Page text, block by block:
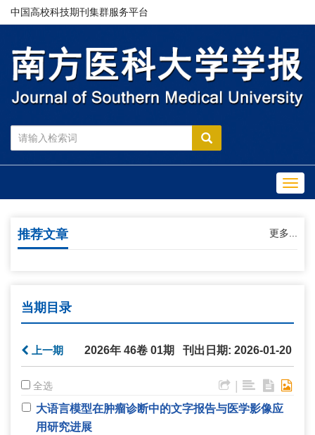
中国高校科技期刊集群服务平台
推荐文章 更多...
当期目录
2026年 46卷 01期 刊出日期: 2026-01-20
上一期
全选 |
大语言模型在肿瘤诊断中的文字报告与医学影像应
用研究进展